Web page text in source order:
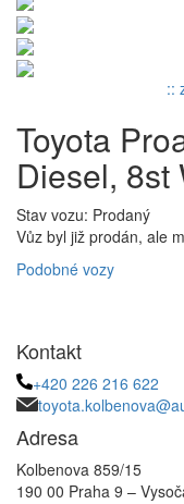
::
Toyota
Diesel, 8st
Stav vozu: Prodaný
Vůz byl již prodán, ale
Podobné vozy
Kontakt
+420 226 216 622
Adresa
Kolbenova 859/15
190 00 Praha 9 –